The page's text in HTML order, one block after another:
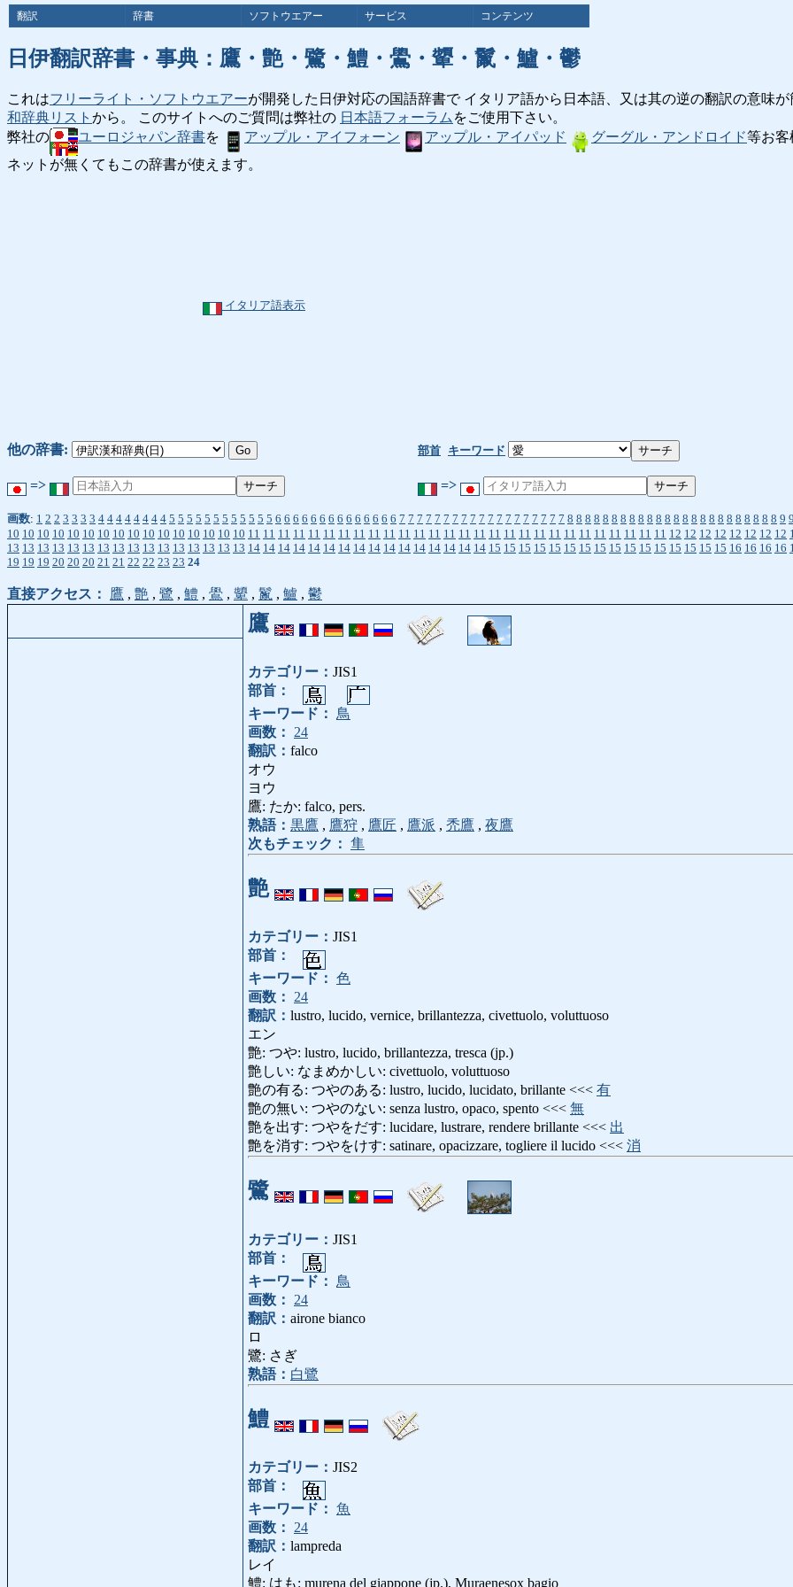
翻訳 辞書 ソフトウエアー サービス コンテンツ
日伊翻訳辞書・事典：鷹・艶・鷺・鱧・鷽・顰・鬣・鱸・鬱
これはフリーライト・ソフトウエアーが開発した日伊対応の国語辞書で イタリア語から日本語、又は其の逆の翻訳の意味
和辞典リスト から。 このサイトへのご質問は弊社の 日本語フォーラム をご使用下さい。
弊社の
ユーロジャパン辞書を アップル・アイフォーン アップル・アイパッド グーグル・アンドロイド等お客
ネットが無くてもこの辞書が使えます。
イタリア語表示
他の辞書: 部首 キーワード
=> =>
画数: 1 2 2 3 3 3 3 4 4 4 4 4 4 4 4 5 5 5 5 5 5 5 5 5 5 5 5 6 6 6 6 6 6 6 6 6 6 6 6 6 6 7 7 7 7 7 7 7 7 7 7 7 7 7 7 7 7 7 7 7 8 8 8 8 8 8 8 8 8 8 8 8 8 8 8 8 8 8 8 8 8 8 8 8 9 9
10 10 10 10 10 10 10 10 10 10 10 10 10 10 10 10 11 11 11 11 11 11 11 11 11 11 11 11 11 11 11 11 11 11 11 11 11 11 11 11 11 11 11 11 12 12 12 12 12 12 12 12
13 13 13 13 13 13 13 13 13 13 13 13 13 13 13 13 14 14 14 14 14 14 14 14 14 14 14 14 14 14 14 14 15 15 15 15 15 15 15 15 15 15 15 15 15 15 15 15 16 16 16 16
19 19 19 20 20 20 21 21 22 22 23 23 24
直接アクセス： 鷹 , 艶 , 鷺 , 鱧 , 鷽 , 顰 , 鬣 , 鱸 , 鬱
鷹
カテゴリー： JIS1
部首：
キーワード：
鳥
画数：
24
翻訳： falco
オウ
ヨウ
鷹: たか: falco, pers.
熟語： 黒鷹 , 鷹狩 , 鷹匠 , 鷹派 , 禿鷹 , 夜鷹
次もチェック： 隼
艶
カテゴリー： JIS1
部首：
キーワード： 色
画数：
24
翻訳： lustro, lucido, vernice, brillantezza, civettuolo, voluttuoso
エン
艶: つや: lustro, lucido, brillantezza, tresca (jp.)
艶しい: なまめかしい: civettuolo, voluttuoso
艶の有る: つやのある: lustro, lucido, lucidato, brillante <<< 有
艶の無い: つやのない: senza lustro, opaco, spento <<< 無
艶を出す: つやをだす: lucidare, lustrare, rendere brillante <<< 出
艶を消す: つやをけす: satinare, opacizzare, togliere il lucido <<< 消
鷺
カテゴリー： JIS1
部首：
キーワード： 鳥
画数： 24
翻訳： airone bianco
ロ
鷺: さぎ
熟語： 白鷺
鱧
カテゴリー： JIS2
部首：
キーワード： 魚
画数：
24
翻訳： lampreda
レイ
鱧: はも: murena del giappone (jp.), Muraenesox bagio